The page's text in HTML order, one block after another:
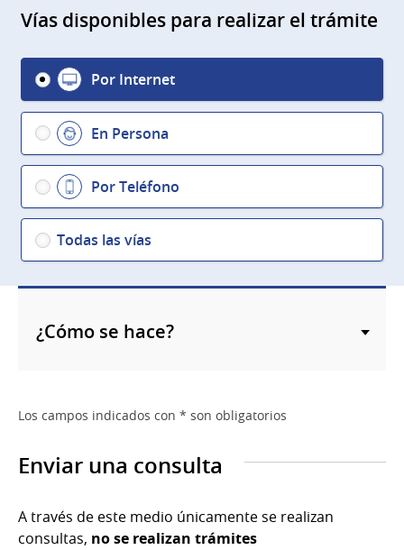
Vías disponibles para realizar el trámite
Por Internet
En Persona
Por Teléfono
Todas las vías
¿Cómo se hace?
Los campos indicados con * son obligatorios
Enviar una consulta
A través de este medio únicamente se realizan
consultas, no se realizan trámites